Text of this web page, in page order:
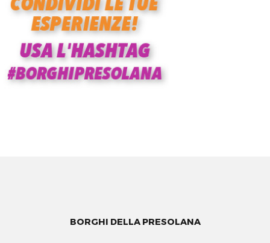
BORGHI DELLA PRESOLANA